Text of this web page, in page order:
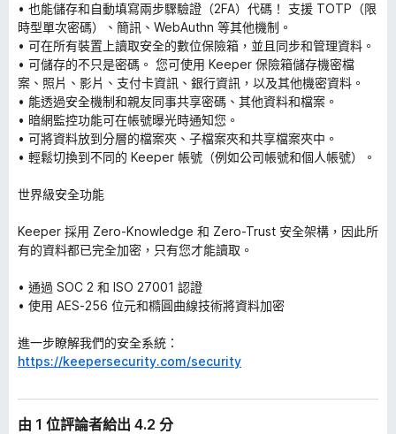
• 也能儲存和自動填寫兩步驟驗證（2FA）代碼！ 支援 TOTP（限
時型單次密碼）、簡訊、WebAuthn 等其他機制。
• 可在所有裝置上讀取安全的數位保險箱，並且同步和管理資料。
• 可儲存的不只是密碼。 您可使用 Keeper 保險箱儲存機密檔
案、照片、影片、支付卡資訊、銀行資訊，以及其他機密資料。
• 能透過安全機制和親友同事共享密碼、其他資料和檔案。
• 暗網監控功能可在帳號曝光時通知您。
• 可將資料放到分層的檔案夾、子檔案夾和共享檔案夾中。
• 輕鬆切換到不同的 Keeper 帳號（例如公司帳號和個人帳號）。
世界級安全功能
Keeper 採用 Zero-Knowledge 和 Zero-Trust 安全架構，因此所
有的資料都已完全加密，只有您才能讀取。
• 通過 SOC 2 和 ISO 27001 認證
• 使用 AES-256 位元和橢圓曲線技術將資料加密
進一步瞭解我們的安全系統：
https://keepersecurity.com/security
由 1 位評論者給出 4.2 分